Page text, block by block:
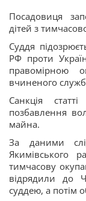
Посадовиця
дітей з
Суддя
РФ проти
правомірною
вчиненого
Санкція
позбавлення
майна.
За даними
Якимівського
тимчасову
відрядили до
суддею, а потім